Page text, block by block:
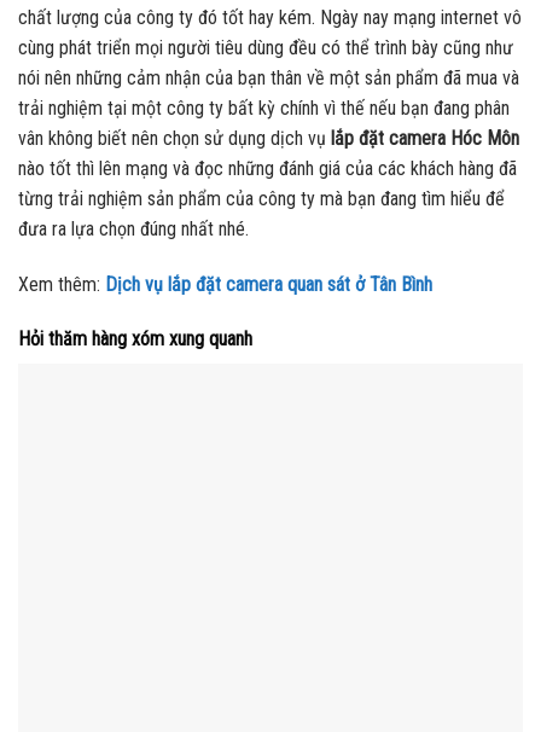
chất lượng của công ty đó tốt hay kém. Ngày nay mạng internet vô
cùng phát triển mọi người tiêu dùng đều có thể trình bày cũng như
nói nên những cảm nhận của bạn thân về một sản phẩm đã mua và
trải nghiệm tại một công ty bất kỳ chính vì thế nếu bạn đang phân
vân không biết nên chọn sử dụng dịch vụ lắp đặt camera Hóc Môn
nào tốt thì lên mạng và đọc những đánh giá của các khách hàng đã
từng trải nghiệm sản phẩm của công ty mà bạn đang tìm hiểu để
đưa ra lựa chọn đúng nhất nhé.
Xem thêm: Dịch vụ lắp đặt camera quan sát ở Tân Bình
Hỏi thăm hàng xóm xung quanh